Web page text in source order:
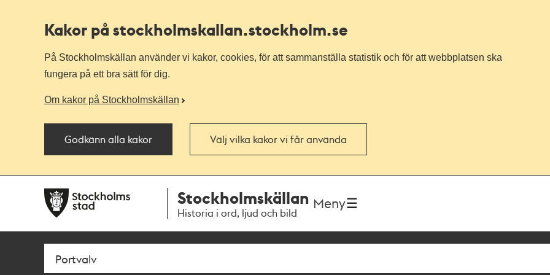
Kakor på stockholmskallan.stockholm.se
På Stockholmskällan använder vi kakor, cookies, för att sammanställa statistik och för att webbplatsen ska
fungera på ett bra sätt för dig.
Om kakor på Stockholmskällan
Godkänn alla kakor Välj vilka kakor vi får använda
navigationen
huvudinnehållet
Stockholmskällan
Historia i ord, ljud och bild
Meny
Sök